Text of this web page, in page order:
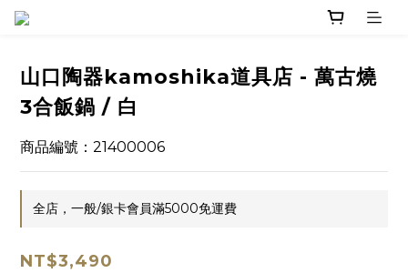
山口陶器kamoshika道具店 - 萬古燒
3合飯鍋 / 白
商品編號：21400006
全店，一般/銀卡會員滿5000免運費
NT$3,490